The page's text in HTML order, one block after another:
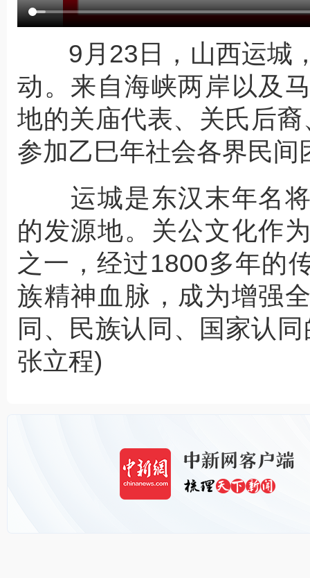
9月23日，山西运城
动。来自海峡两岸以及
地的关庙代表、关氏后裔
参加乙巳年社会各界民
运城是东汉末年名将
的发源地。关公文化作
之一，经过1800多年的
族精神血脉，成为增强
同、民族认同、国家认
张立程)